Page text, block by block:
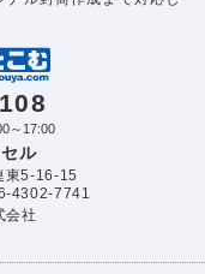
～17:00
ル
東5-16-15
4302-7741
会社